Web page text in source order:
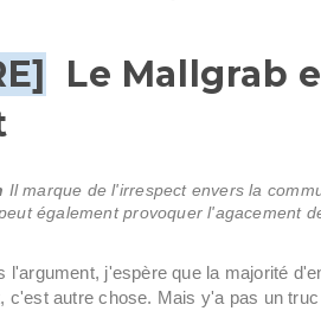
Le Mallgrab
Il marque de l'irrespect envers la
également provoquer l'agacement
l'argument, j'espère que la majorité
c'est autre chose. Mais y'a pas un